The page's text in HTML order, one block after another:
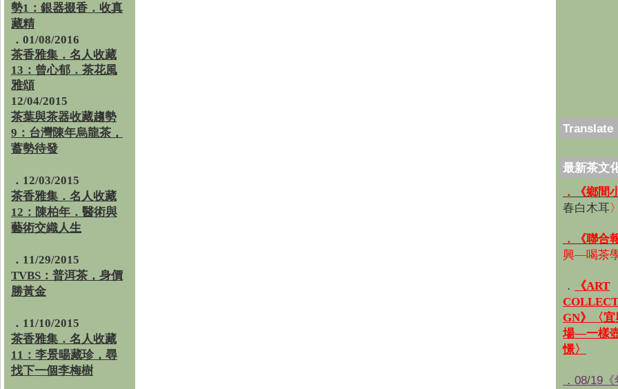
勢1：銀器掇香．收真
藏精
．01/08/2016
茶香雅集 ． 名人收藏
13：曾心郁．茶花風
雅頌
12/04/2015
茶葉與茶器收藏趨勢
9：台灣陳年烏龍茶，
蓄勢待發
．12/03/2015
茶香雅集．名人收藏
12：陳柏年．醫術與
藝術交織人生
．11/29/2015
TVBS：普洱茶，身價
勝黃金
．11/10/2015
茶香雅集．名人收藏
11：李景暘藏珍，尋
找下一個李梅樹
Translate
最新茶文
．《鄉間
春白木耳〉
．《聯合
興—喝茶
．
《ART
GN》〈
場—一樣
憬〉
．08/19